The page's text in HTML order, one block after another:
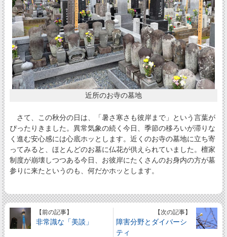
近所のお寺の墓地
さて、この秋分の日は、「暑さ寒さも彼岸まで」という言葉が
ぴったりきました。異常気象の続く今日、季節の移ろいが滞りな
く進む安心感には心底ホッとします。近くのお寺の墓地に立ち寄
ってみると、ほとんどのお墓に仏花が供えられていました。檀家
制度が崩壊しつつある今日、お彼岸にたくさんのお身内の方が墓
参りに来たというのも、何だかホッとします。
【前の記事】
非常識な「美談」
【次の記事】
障害分野とダイバーシ
ティ